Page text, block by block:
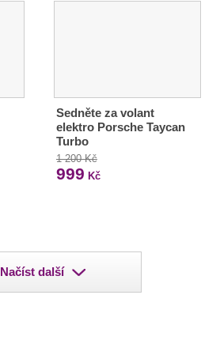
Sedněte za volant
elektro Porsche Taycan
Turbo
1 200 Kč
999 Kč
Načíst další